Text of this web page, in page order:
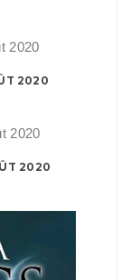
2020
2020